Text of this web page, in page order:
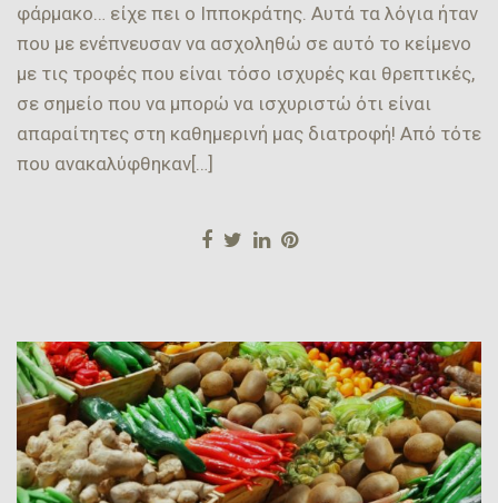
φάρμακο… είχε πει ο Ιπποκράτης. Αυτά τα λόγια ήταν
που με ενέπνευσαν να ασχοληθώ σε αυτό το κείμενο
με τις τροφές που είναι τόσο ισχυρές και θρεπτικές,
σε σημείο που να μπορώ να ισχυριστώ ότι είναι
απαραίτητες στη καθημερινή μας διατροφή! Από τότε
που ανακαλύφθηκαν[…]